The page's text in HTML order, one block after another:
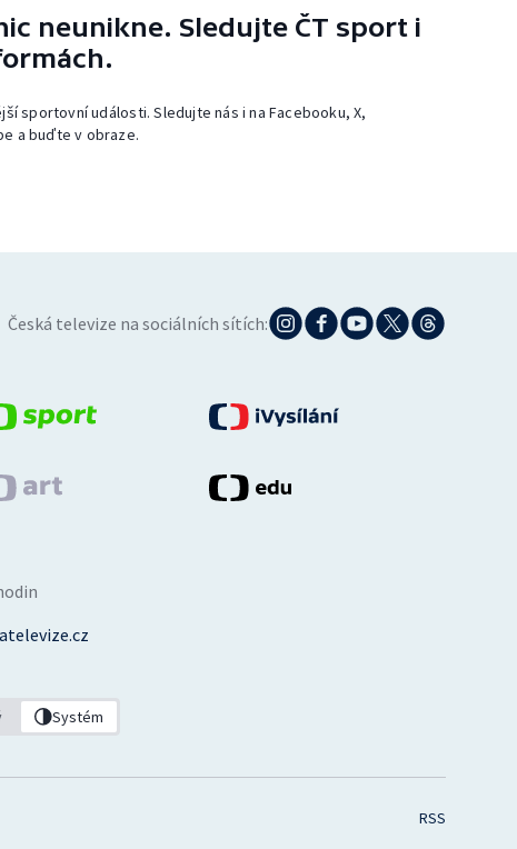
neunikne. Sledujte ČT sport i
sportovní události. Sledujte nás i na Facebooku, X,
a buďte v obraze.
Česká televize na sociálních sítích:
Systém
RSS